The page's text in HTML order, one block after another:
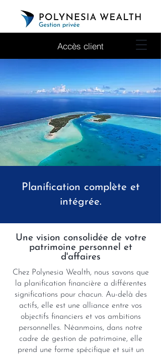
Accès client
Planification complète et
intégrée.
Une vision consolidée de votre
patrimoine personnel et
d'affaires
Chez Polynesia Wealth, nous savons que
la planification financière a différentes
significations pour chacun. Au-delà des
actifs, elle est une alliance entre vos
objectifs financiers et vos ambitions
personnelles. Néanmoins, dans notre
cadre de gestion de patrimoine, elle
prend une forme spécifique et suit un